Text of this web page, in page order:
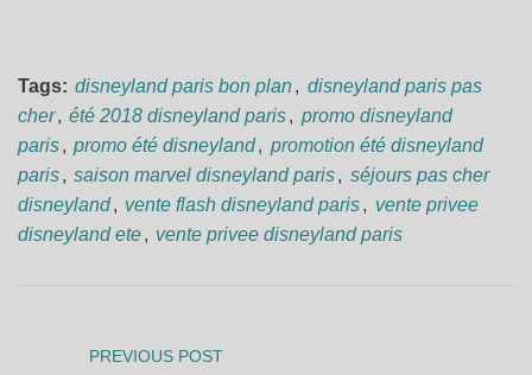
Tags: disneyland paris bon plan, disneyland paris pas
cher, été 2018 disneyland paris, promo disneyland
paris, promo été disneyland, promotion été disneyland
paris, saison marvel disneyland paris, séjours pas cher
disneyland, vente flash disneyland paris, vente privee
disneyland ete, vente privee disneyland paris
PREVIOUS POST